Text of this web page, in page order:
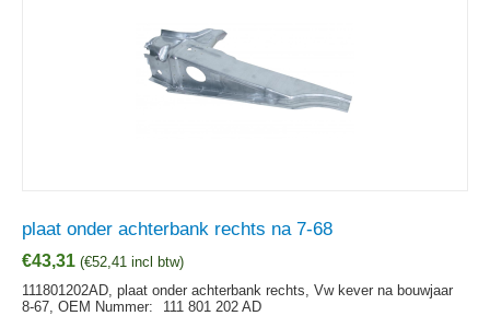
plaat onder achterbank rechts na 7-68
€43,31 (€52,41 incl btw)
111801202AD, plaat onder achterbank rechts, Vw kever na bouwjaar
8-67, OEM Nummer:
111 801 202 AD